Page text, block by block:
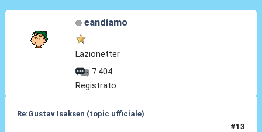
eandiamo
Lazionetter
7.404
Registrato
Re:Gustav Isaksen (topic ufficiale)
#13